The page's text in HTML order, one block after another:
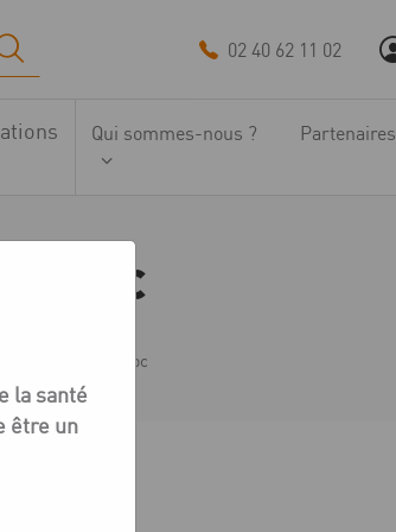
02 40 62 11 02
Qui sommes-nous ? Partenaires
EV-Série Novaloc
la santé
être un